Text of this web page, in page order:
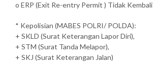
o ERP (Exit Re-entry Permit ) Tidak Kembali
* Kepolisian (MABES POLRI/ POLDA):
+ SKLD (Surat Keterangan Lapor Diri),
+ STM (Surat Tanda Melapor),
+ SKJ (Surat Keterangan Jalan)